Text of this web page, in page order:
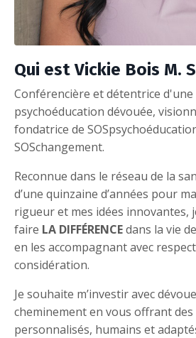
Qui est Vickie Bois M.
Conférencière et détentrice
psychoéducation dévouée,
fondatrice de
SOSchangement.
Reconnue dans le réseau de la
d’une quinzaine d’années pour
rigueur et mes idées innovantes,
faire LA DIFFÉRENCEdans la vie
en les accompagnant avec
considération.
Je souhaite m’investir avec
cheminement en vous offrant des
personnalisés, humains et